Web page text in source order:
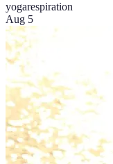
yogarespiration
Aug 5